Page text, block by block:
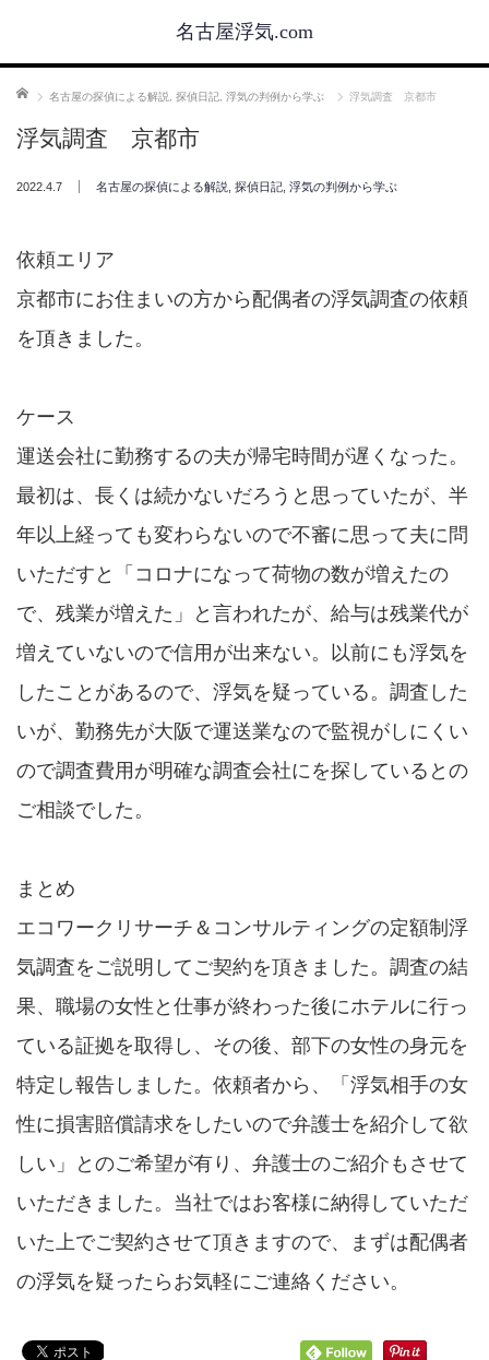
名古屋浮気.com
ホーム 名古屋の探偵による解説 探偵日記 浮気の判例から学ぶ 浮気調査 京都市
浮気調査 京都市
2022.4.7 名古屋の探偵による解説 探偵日記 浮気の判例から学ぶ
依頼エリア
京都市にお住まいの方から配偶者の浮気調査の依頼
を頂きました。
ケース
運送会社に勤務するの夫が帰宅時間が遅くなった。
最初は、長くは続かないだろうと思っていたが、半
年以上経っても変わらないので不審に思って夫に問
いただすと「コロナになって荷物の数が増えたの
で、残業が増えた」と言われたが、給与は残業代が
増えていないので信用が出来ない。以前にも浮気を
したことがあるので、浮気を疑っている。調査した
いが、勤務先が大阪で運送業なので監視がしにくい
ので調査費用が明確な調査会社にを探しているとの
ご相談でした。
まとめ
エコワークリサーチ＆コンサルティングの定額制浮
気調査をご説明してご契約を頂きました。調査の結
果、職場の女性と仕事が終わった後にホテルに行っ
ている証拠を取得し、その後、部下の女性の身元を
特定し報告しました。依頼者から、「浮気相手の女
性に損害賠償請求をしたいので弁護士を紹介して欲
しい」とのご希望が有り、弁護士のご紹介もさせて
いただきました。当社ではお客様に納得していただ
いた上でご契約させて頂きますので、まずは配偶者
の浮気を疑ったらお気軽にご連絡ください。